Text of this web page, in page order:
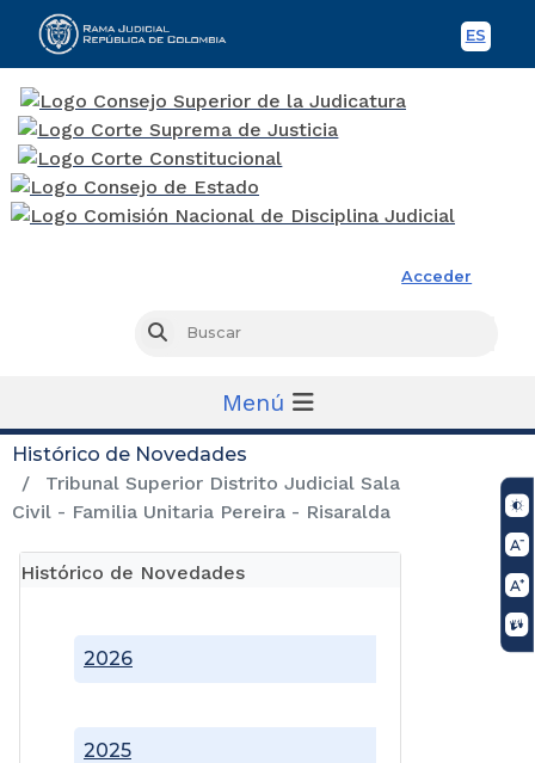
ES
Acceder
Buscar
Menú
Histórico de Novedades
Tribunal Superior Distrito Judicial Sala
Civil - Familia Unitaria Pereira - Risaralda
Histórico de Novedades
2025
2026